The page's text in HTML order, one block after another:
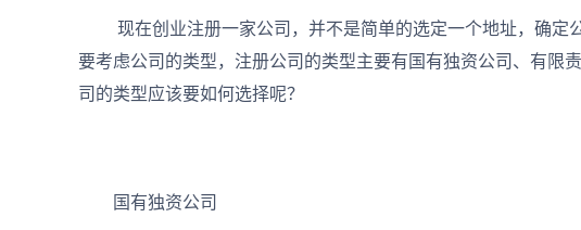
现在创业注册一家公司，并不是简单的选定一个地址，确定公
要考虑公司的类型，注册公司的类型主要有国有独资公司、有限
司的类型应该要如何选择呢？
国有独资公司